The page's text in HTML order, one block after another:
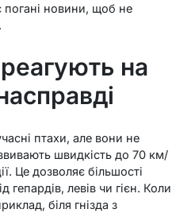
погані новини, щоб не
на
птахи, але вони не
швидкість до 70 км/
Це дозволяє більшості
гепардів, левів чи гієн. Коли
біля гнізда з